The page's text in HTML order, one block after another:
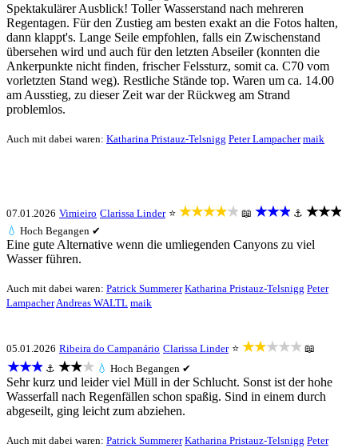
Spektakulärer Ausblick! Toller Wasserstand nach mehreren
Regentagen. Für den Zustieg am besten exakt an die Fotos halten,
dann klappt's. Lange Seile empfohlen, falls ein Zwischenstand
übersehen wird und auch für den letzten Abseiler (konnten die
Ankerpunkte nicht finden, frischer Felssturz, somit ca. C70 vom
vorletzten Stand weg). Restliche Stände top. Waren um ca. 14.00
am Ausstieg, zu dieser Zeit war der Rückweg am Strand
problemlos.
Auch mit dabei waren: Katharina Pristauz-Telsnigg Peter Lampacher maik
07.01.2026 Vimieiro Clarissa Linder ⭐ ★★★★★ 📖 ★★★ ⚓ ★★★
💧 Hoch Begangen ✔
Eine gute Alternative wenn die umliegenden Canyons zu viel
Wasser führen.
Auch mit dabei waren: Patrick Summerer Katharina Pristauz-Telsnigg Peter
LampacherAndreas WALTL maik
05.01.2026 Ribeira do Campanário Clarissa Linder ⭐ ★★★★★ 📖
★★★ ⚓ ★★★ 💧 Hoch Begangen ✔
Sehr kurz und leider viel Müll in der Schlucht. Sonst ist der hohe
Wasserfall nach Regenfällen schon spaßig. Sind in einem durch
abgeseilt, ging leicht zum abziehen.
Auch mit dabei waren: Patrick Summerer Katharina Pristauz-Telsnigg Peter